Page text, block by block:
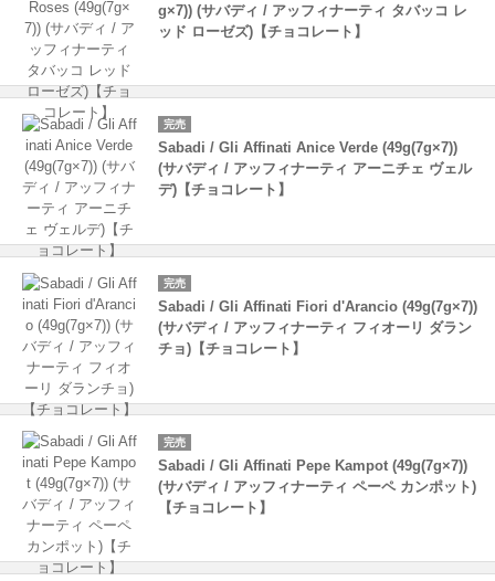
g×7)) (サバディ / アッフィナーティ タバッコ レ
ッド ローゼズ)【チョコレート】
完売
Sabadi / Gli Affinati Anice Verde (49g(7g×7))
(サバディ / アッフィナーティ アーニチェ ヴェル
デ)【チョコレート】
完売
Sabadi / Gli Affinati Fiori d'Arancio (49g(7g×7))
(サバディ / アッフィナーティ フィオーリ ダラン
チョ)【チョコレート】
完売
Sabadi / Gli Affinati Pepe Kampot (49g(7g×7))
(サバディ / アッフィナーティ ペーペ カンポット)
【チョコレート】